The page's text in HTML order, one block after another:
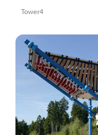
Tower4